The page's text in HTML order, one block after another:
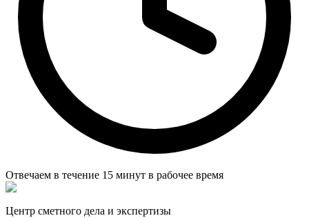
Отвечаем в течение 15 минут в рабочее время
Центр сметного дела и экспертизы